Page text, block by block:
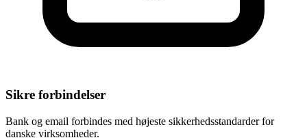
Sikre forbindelser
Bank og email forbindes med højeste sikkerhedsstandarder for
danske virksomheder.